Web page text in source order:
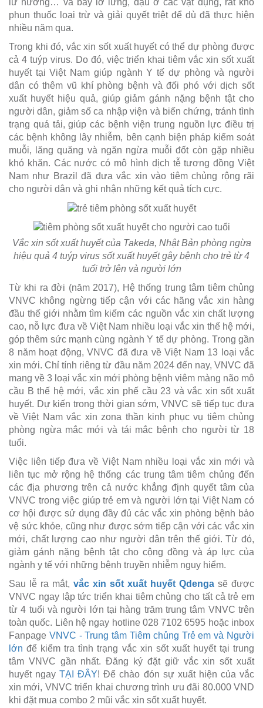
phun thuốc loại trừ và giải quyết triệt để dù đã thực hiện
nhiều năm qua.
Trong khi đó, vắc xin sốt xuất huyết có thể dự phòng được
cả 4 tuýp virus. Do đó, việc triển khai tiêm vắc xin sốt xuất
huyết tại Việt Nam giúp ngành Y tế dự phòng và người
dân có thêm vũ khí phòng bệnh và đối phó với dịch sốt
xuất huyết hiệu quả, giúp giảm gánh nặng bệnh tật cho
người dân, giảm số ca nhập viện và biến chứng, tránh tình
trạng quá tải, giúp các bệnh viện trung nguồn lực điều trị
các bệnh không lây nhiễm, bên cạnh biện pháp kiểm soát
muỗi, lăng quăng và ngăn ngừa muỗi đốt còn gặp nhiều
khó khăn. Các nước có mô hình dịch tễ tương đồng Việt
Nam như Brazil đã đưa vắc xin vào tiêm chủng rộng rãi
cho người dân và ghi nhận những kết quả tích cực.
Vắc xin sốt xuất huyết của Takeda, Nhật Bản phòng ngừa
hiệu quả 4 tuýp virus sốt xuất huyết gây bệnh cho trẻ từ 4
tuổi trở lên và người lớn
Từ khi ra đời (năm 2017), Hệ thống trung tâm tiêm chủng
VNVC không ngừng tiếp cận với các hãng vắc xin hàng
đầu thế giới nhằm tìm kiếm các nguồn vắc xin chất lượng
cao, nỗ lực đưa về Việt Nam nhiều loại vắc xin thế hệ mới,
góp thêm sức mạnh cùng ngành Y tế dự phòng. Trong gần
8 năm hoạt động, VNVC đã đưa về Việt Nam 13 loại vắc
xin mới. Chỉ tính riêng từ đầu năm 2024 đến nay, VNVC đã
mang về 3 loại vắc xin mới phòng bệnh viêm màng não mô
cầu B thế hệ mới, vắc xin phế cầu 23 và vắc xin sốt xuất
huyết. Dự kiến trong thời gian sớm, VNVC sẽ tiếp tục đưa
về Việt Nam vắc xin zona thần kinh phục vụ tiêm chủng
phòng ngừa mắc mới và tái mắc bệnh cho người từ 18
tuổi.
Việc liên tiếp đưa về Việt Nam nhiều loại vắc xin mới và
liên tục mở rộng hệ thống các trung tâm tiêm chủng đến
các địa phương trên cả nước khẳng định quyết tâm của
VNVC trong việc giúp trẻ em và người lớn tại Việt Nam có
cơ hội được sử dụng đầy đủ các vắc xin phòng bệnh bảo
vệ sức khỏe, cũng như được sớm tiếp cận với các vắc xin
mới, chất lượng cao như người dân trên thế giới. Từ đó,
giảm gánh nặng bệnh tật cho cộng đồng và áp lực của
ngành y tế với những bệnh truyền nhiễm nguy hiểm.
Sau lễ ra mắt, vắc xin sốt xuất huyết Qdenga sẽ được
VNVC ngay lập tức triển khai tiêm chủng cho tất cả trẻ em
từ 4 tuổi và người lớn tại hàng trăm trung tâm VNVC trên
toàn quốc. Liên hệ ngay hotline 028 7102 6595 hoặc inbox
Fanpage VNVC - Trung tâm Tiêm chủng Trẻ em và Người
lớn để kiểm tra tình trạng vắc xin sốt xuất huyết tại trung
tâm VNVC gần nhất. Đăng ký đặt giữ vắc xin sốt xuất
huyết ngayTẠI ĐÂY! Để chào đón sự xuất hiện của vắc
xin mới, VNVC triển khai chương trình ưu đãi 80.000 VND
khi đặt mua combo 2 mũi vắc xin sốt xuất huyết.